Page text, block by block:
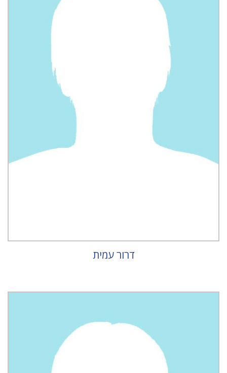
דרור עמית